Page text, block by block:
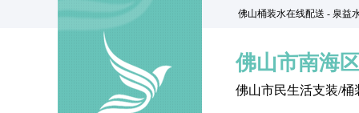
佛山桶装水在线配送 - 泉益
佛山市南海
佛山市民生活支装/桶